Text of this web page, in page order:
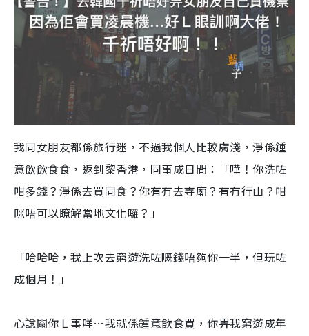
我同女朋友都係旅行迷，不過我個人比較膚淺，淨係鍾
意飲飲食食，返到黎香港，同事成日問：「嘩！你洗咗
咁多錢？淨係去買同食？你有冇去寺廟？有冇行山？咁
咪唔可以瞭解當地文化囉？」
「哈哈哈，我上次去窮遊洗咗嘅錢唔夠你一半，但玩咗
成個月！」
心諗關你Ｌ事咩…我就係鍾意飲食買，你畀我窮遊成年